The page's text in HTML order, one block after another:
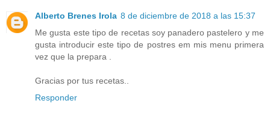
Alberto Brenes Irola 8 de diciembre de 2018 a las 15:37
Me gusta este tipo de recetas soy panadero pastelero y me
gusta introducir este tipo de postres em mis menu primera
vez que la prepara .
Gracias por tus recetas..
Responder